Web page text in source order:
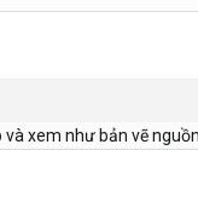
xem như bản vẽ